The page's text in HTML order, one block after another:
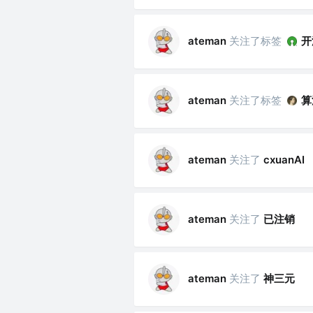
ateman 关注了标签
ateman 关注了标签
ateman 关注了 cxuanAI
ateman 关注了 已注销
ateman 关注了 神三元